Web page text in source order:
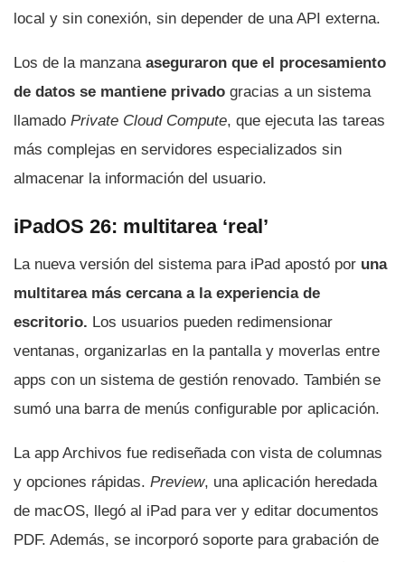
local y sin conexión, sin depender de una API externa.
Los de la manzana aseguraron que el procesamiento
de datos se mantiene privado gracias a un sistema
llamado Private Cloud Compute, que ejecuta las tareas
más complejas en servidores especializados sin
almacenar la información del usuario.
iPadOS 26: multitarea ‘real’
La nueva versión del sistema para iPad apostó por una
multitarea más cercana a la experiencia de
escritorio. Los usuarios pueden redimensionar
ventanas, organizarlas en la pantalla y moverlas entre
apps con un sistema de gestión renovado. También se
sumó una barra de menús configurable por aplicación.
La app Archivos fue rediseñada con vista de columnas
y opciones rápidas. Preview, una aplicación heredada
de macOS, llegó al iPad para ver y editar documentos
PDF. Además, se incorporó soporte para grabación de